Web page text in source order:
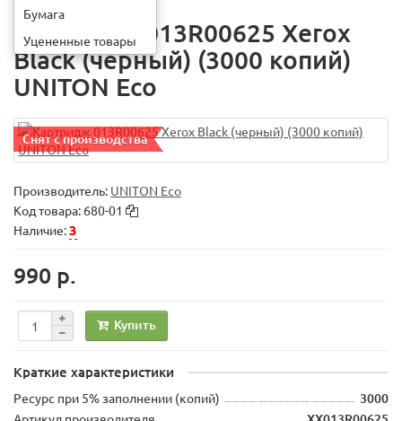
Бумага
Уцененные товары
Картридж 013R00625 Xerox
Black (черный) (3000 копий)
UNITON Eco
Снят с производства
Производитель: UNITON Eco
Код товара: 680-01
Наличие:3
990 р.
Купить
Краткие характеристики
Ресурс при 5% заполнении (копий) 3000